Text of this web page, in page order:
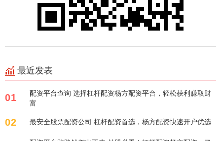
最近发表
01
配资平台查询 选择杠杆配资杨方配资平台，轻松获利赚取财
富
02 最安全股票配资公司 杠杆配资首选，杨方配资快速开户优选